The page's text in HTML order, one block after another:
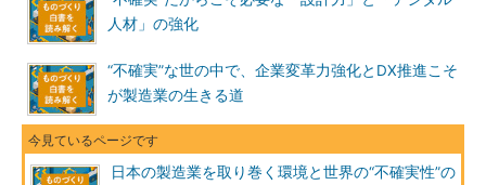
人材」の強化
“不確実”な世の中で、企業変革力強化とDX推進こそ
が製造業の生きる道
日本の製造業を取り巻く環境と世界の“不確実性”の